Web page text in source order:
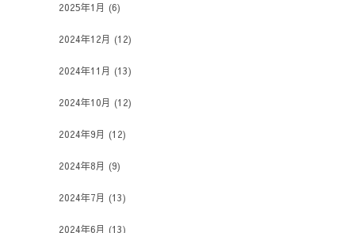
2025年1月 (6)
2024年12月 (12)
2024年11月 (13)
2024年10月 (12)
2024年9月 (12)
2024年8月 (9)
2024年7月 (13)
2024年6月 (13)